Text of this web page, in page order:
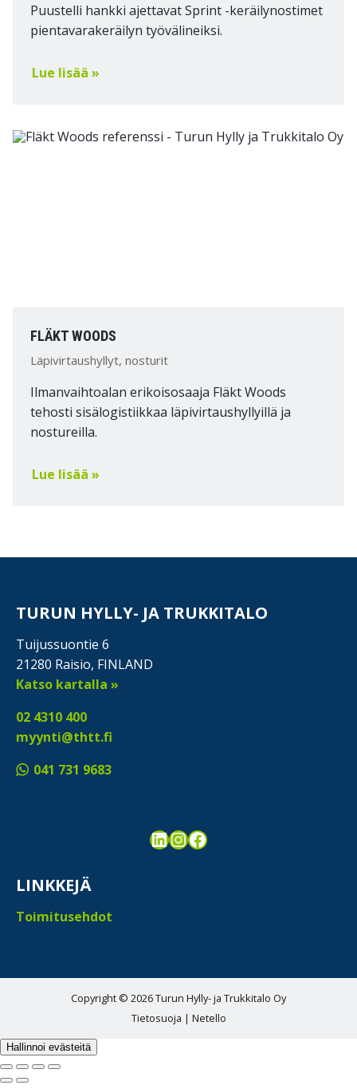
Puustelli hankki ajettavat Sprint -keräilynostimet
pientavarakeräilyn työvälineiksi.
Lue lisää »
FLÄKT WOODS
Läpivirtaushyllyt, nosturit
Ilmanvaihtoalan erikoisosaaja Fläkt Woods
tehosti sisälogistiikkaa läpivirtaushyllyillä ja
nostureilla.
Lue lisää »
TURUN HYLLY- JA TRUKKITALO
Tuijussuontie 6
21280 Raisio, FINLAND
Katso kartalla »
02 4310 400
myynti@thtt.fi
041 731 9683
LinkedIn
Instagram
Facebook
LINKKEJÄ
Toimitusehdot
Copyright © 2026 Turun Hylly- ja Trukkitalo Oy
Tietosuoja | Netello
Hallinnoi evästeitä